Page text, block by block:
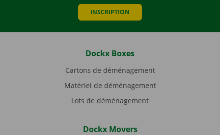
INSCRIPTION
Dockx Boxes
Cartons de déménagement
Matériel de déménagement
Lots de déménagement
Dockx Movers